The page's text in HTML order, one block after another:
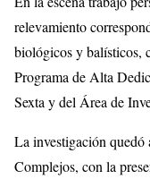
relevamiento
biológicos y balísticos,
Programa de Alta
Sexta y del Área de
La investigación quedó
Complejos, con la